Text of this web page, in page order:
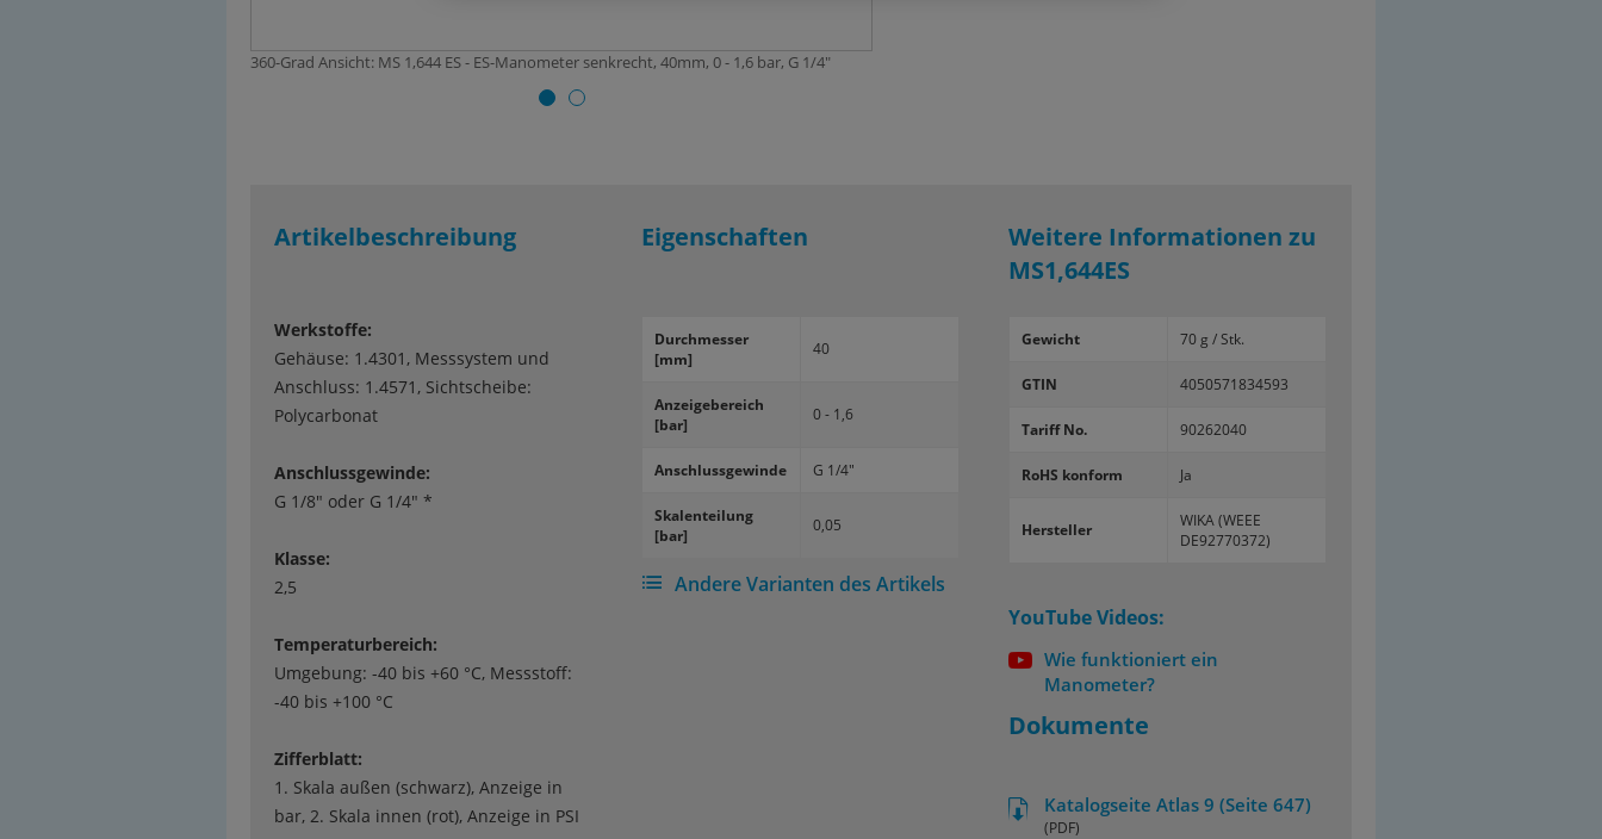
360-Grad Ansicht: MS 1,644 ES - ES-Manometer senkrecht, 40mm, 0 - 1,6 bar, G 1/4"
Artikelbeschreibung
Werkstoffe:
Gehäuse: 1.4301, Messsystem und
Anschluss: 1.4571, Sichtscheibe:
Polycarbonat
Anschlussgewinde:
G 1/8" oder G 1/4" *
Klasse:
2,5
Temperaturbereich:
Umgebung: -40 bis +60 °C, Messstoff:
-40 bis +100 °C
Zifferblatt:
1. Skala außen (schwarz), Anzeige in
bar, 2. Skala innen (rot), Anzeige in PSI
Eigenschaften
Durch­mes­ser
[mm]
40
An­zei­ge­be­reich
[bar]
0 - 1,6
An­schluss­ge­win­de G 1/4"
Ska­len­tei­lung
[bar]
0,05
Andere Varianten des Artikels
Weitere Informationen zu
MS1,644ES
Gewicht 70 g / Stk.
GTIN 4050571834593
Tariff No. 90262040
RoHS konform Ja
Hersteller
WIKA (WEEE
DE92770372)
YouTube Videos:
Wie funktioniert ein
Manometer?
Dokumente
Katalogseite Atlas 9 (Seite 647)
(PDF)